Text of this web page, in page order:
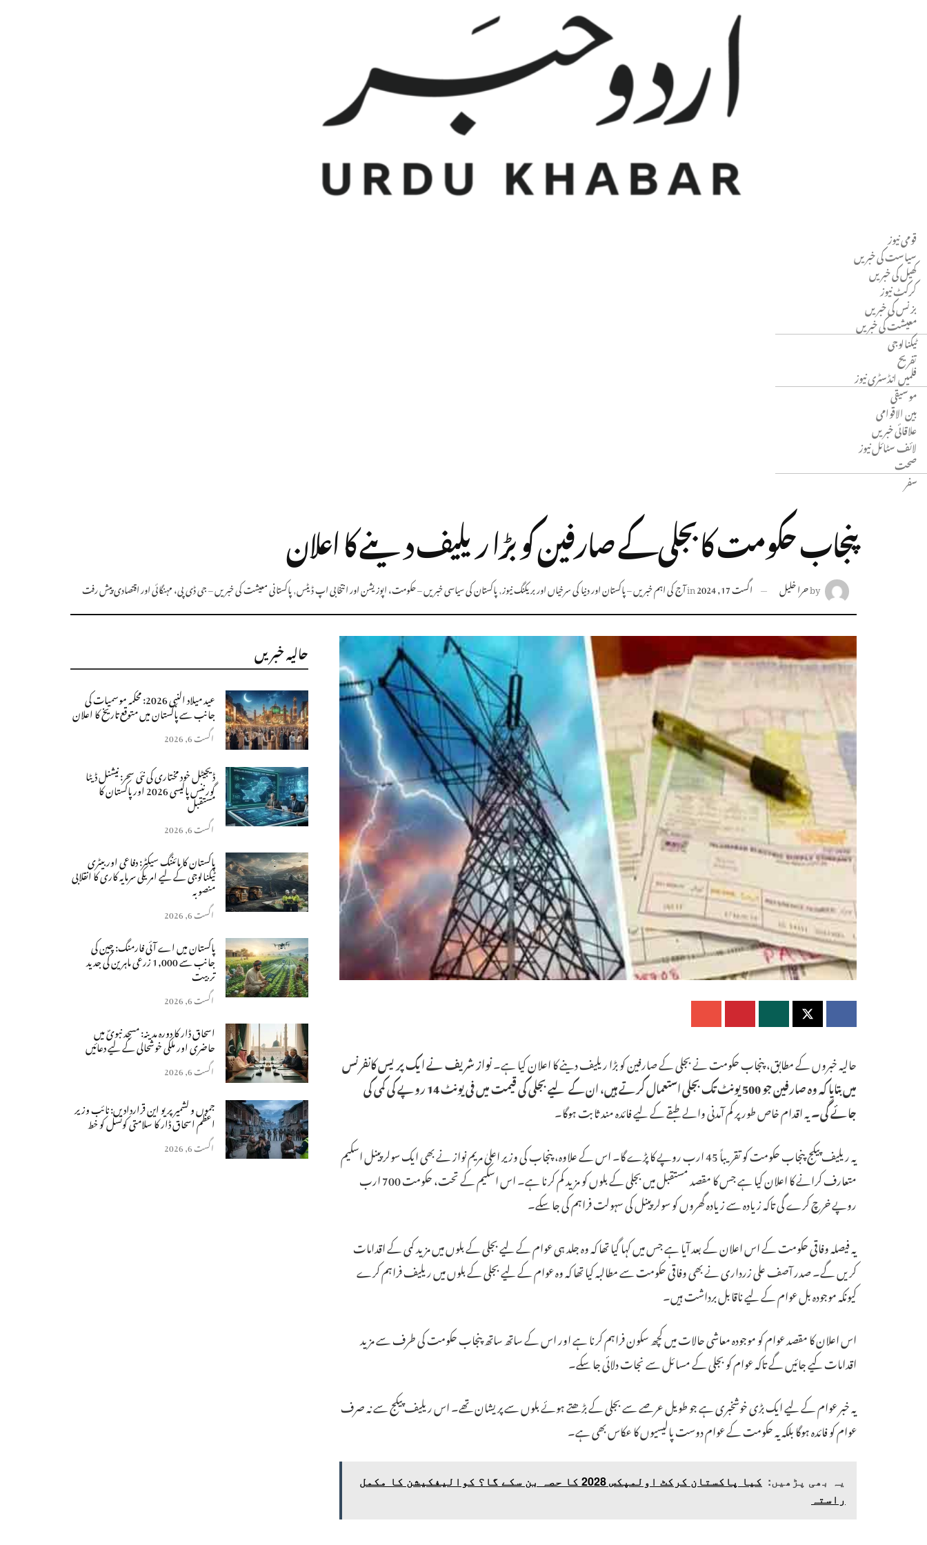
Menuقومی نیوز
سیاست کی خبریں
کھیل کی خبریں
کرکٹ نیوز
بزنس کی خبریں
معیشت کی خبریں
ٹیکنالوجی
تفریح
فلمیں انڈسٹری نیوز
موسیقی
بین الاقوامی
علاقائی خبریں
لائف سٹائل نیوز
صحت
سفر
پنجاب حکومت کا بجلی کے صارفین کو بڑا ریلیف دینے کا اعلان
byحرا خلیل اگست 17, 2024 inآج کی اہم خبریں – پاکستان اور دنیا کی سرخیاں اور بریکنگ نیوز,پاکستان کی سیاسی خبریں – حکومت، اپوزیشن اور انتخابی اپ ڈیٹس,پاکستانی معیشت کی خبریں – جی ڈی پی، مہنگائی اور اقتصادی پیش رفت
حالیہ خبروں کے مطابق، پنجاب حکومت نے بجلی کے صارفین کو بڑا ریلیف دینے کا اعلان کیا ہے۔نواز شریف نے ایک پریس کانفرنس
میں بتایا کہ وہ صارفین جو 500 یونٹ تک بجلی استعمال کرتے ہیں، ان کے لیے بجلی کی قیمت میں فی یونٹ 14 روپے کی کمی کی
جائے گی۔یہ اقدام خاص طور پر کم آمدنی والے طبقے کے لیے فائدہ مند ثابت ہوگا۔
یہ ریلیف پیکج پنجاب حکومت کو تقریباً 45 ارب روپے کا پڑے گا۔ اس کے علاوہ، پنجاب کی وزیر اعلیٰ مریم نواز نے بھی ایک سولر پینل اسکیم
متعارف کرانے کا اعلان کیا ہے جس کا مقصد مستقبل میں بجلی کے بلوں کو مزید کم کرنا ہے۔ اس اسکیم کے تحت، حکومت 700 ارب
روپے خرچ کرے گی تاکہ زیادہ سے زیادہ گھروں کو سولر پینل کی سہولت فراہم کی جا سکے۔
یہ فیصلہ وفاقی حکومت کے اس اعلان کے بعد آیا ہے جس میں کہا گیا تھا کہ وہ جلد ہی عوام کے لیے بجلی کے بلوں میں مزید کمی کے اقدامات
کریں گے۔ صدر آصف علی زرداری نے بھی وفاقی حکومت سے مطالبہ کیا تھا کہ وہ عوام کے لیے بجلی کے بلوں میں ریلیف فراہم کرے
کیونکہ موجودہ بل عوام کے لیے ناقابل برداشت ہیں۔
اس اعلان کا مقصد عوام کو موجودہ معاشی حالات میں کچھ سکون فراہم کرنا ہے اور اس کے ساتھ ساتھ پنجاب حکومت کی طرف سے مزید
اقدامات کیے جائیں گے تاکہ عوام کو بجلی کے مسائل سے نجات دلائی جا سکے۔
یہ خبر عوام کے لیے ایک بڑی خوشخبری ہے جو طویل عرصے سے بجلی کے بڑھتے ہوئے بلوں سے پریشان تھے۔ اس ریلیف پیکج سے نہ صرف
عوام کو فائدہ ہوگا بلکہ یہ حکومت کے عوام دوست پالیسیوں کا عکاس بھی ہے۔
یہ بھی پڑھیں:
کیا پاکستان کرکٹ اولمپکس 2028 کا حصہ بن سکے گا؟ کوالیفکیشن کا مکمل
راستہ
حالیہ خبریں
عید میلاد النبی 2026: محکمہ موسمیات کی
جانب سے پاکستان میں متوقع تاریخ کا اعلان
اگست 6, 2026
ڈیجیٹل خود مختاری کی نئی سحر: نیشنل ڈیٹا
گورننس پالیسی 2026 اور پاکستان کا
مستقبل
اگست 6, 2026
پاکستان کا مائننگ سیکٹر: دفاعی اور بیٹری
ٹیکنالوجی کے لیے امریکی سرمایہ کاری کا انقلابی
منصوبہ
اگست 6, 2026
پاکستان میں اے آئی فارمنگ: چین کی
جانب سے 1,000 زرعی ماہرین کی جدید
تربیت
اگست 6, 2026
اسحاق ڈار کا دورہ مدینہ: مسجد نبویؐ میں
حاضری اور ملکی خوشحالی کے لیے دعائیں
اگست 6, 2026
جموں و کشمیر پر یو این قراردادیں: نائب وزیر
اعظم اسحاق ڈار کا سلامتی کونسل کو خط
اگست 6, 2026